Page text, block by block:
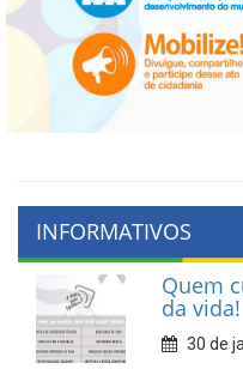
INFORMATIVOS
Quem
da vida!
30 de